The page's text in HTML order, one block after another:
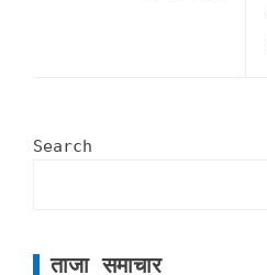
Search
ताजा समाचार